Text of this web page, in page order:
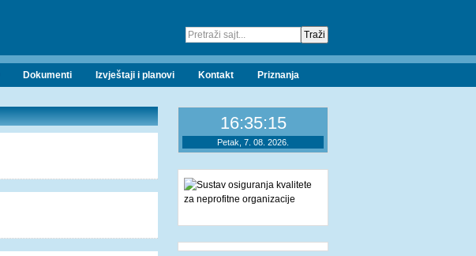
Dokumenti Izvještaji i planovi Kontakt Priznanja
16:35:16
Petak, 7. 08. 2026.